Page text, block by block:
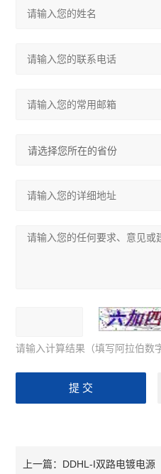
请输入计算结果（填写阿拉伯数
上一篇： DDHL-I双路电镀电源